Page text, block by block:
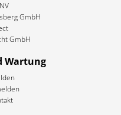
GmbH
GmbH
Wartung